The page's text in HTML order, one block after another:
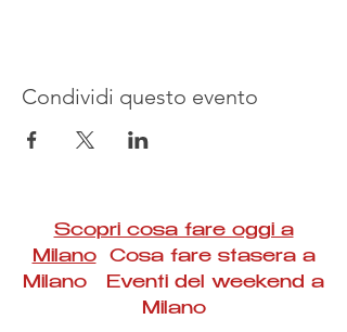
Condividi questo evento
Scopri cosa fare oggi a
MilanoCosa fare stasera a
Milano Eventi del weekend a
Milano